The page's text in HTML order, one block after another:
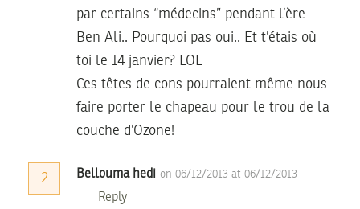
par certains “médecins” pendant l’ère
Ben Ali.. Pourquoi pas oui.. Et t’étais où
toi le 14 janvier? LOL
Ces têtes de cons pourraient même nous
faire porter le chapeau pour le trou de la
couche d’Ozone!
2 Bellouma hedi on 06/12/2013 at 06/12/2013
Reply